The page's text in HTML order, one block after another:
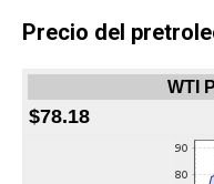
Precio del
WTI
$78.18